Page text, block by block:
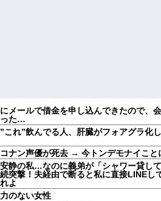
メールで借金を申し込んできたので、
った…
これ”飲んでる人、肝臓がフォアグラ化し
コナン声優が死去 → 今トンデモナイこと
静の私…なのに義弟が「シャワー貸し
突撃！夫経由で断ると私に直接LINEし
よ
のない女性